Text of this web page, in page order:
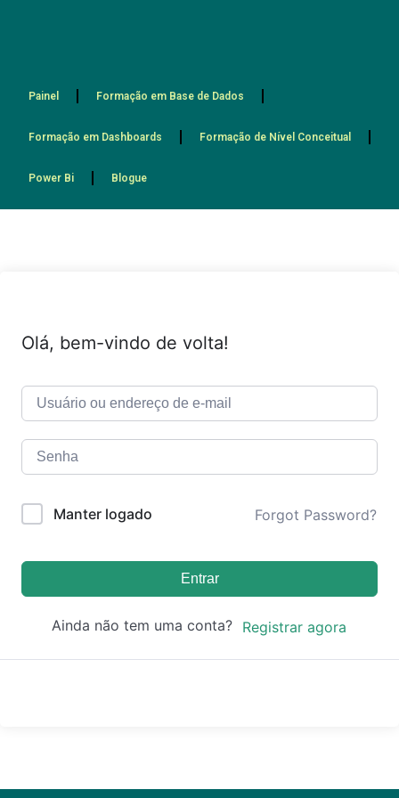
Painel Formação em Base de Dados
Formação em Dashboards Formação de Nível Conceitual
Power Bi Blogue
Olá, bem-vindo de volta!
Manter logado Forgot Password?
Entrar
Ainda não tem uma conta? Registrar agora